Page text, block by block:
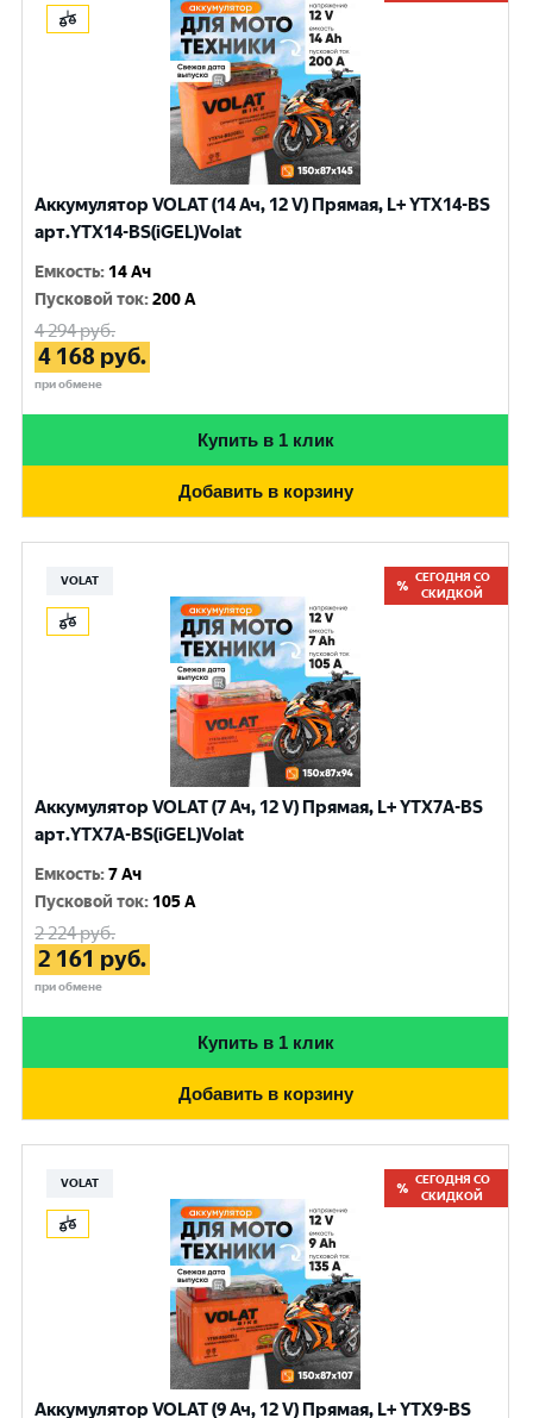
Аккумулятор VOLAT (14 Ач, 12 V) Прямая, L+ YTX14-BS
арт.YTX14-BS(iGEL)Volat
Емкость: 14 Ач
Пусковой ток:200 A
4 294руб.
4 168 руб.
при обмене
Купить в 1 клик
Добавить в корзину
VOLAT
СЕГОДНЯ СО
СКИДКОЙ
Аккумулятор VOLAT (7 Ач, 12 V) Прямая, L+ YTX7A-BS
арт.YTX7A-BS(iGEL)Volat
Емкость:7 Ач
Пусковой ток: 105 A
2 224руб.
2 161 руб.
при обмене
Купить в 1 клик
Добавить в корзину
VOLAT
СЕГОДНЯ СО
СКИДКОЙ
Аккумулятор VOLAT (9 Ач, 12 V) Прямая, L+ YTX9-BS